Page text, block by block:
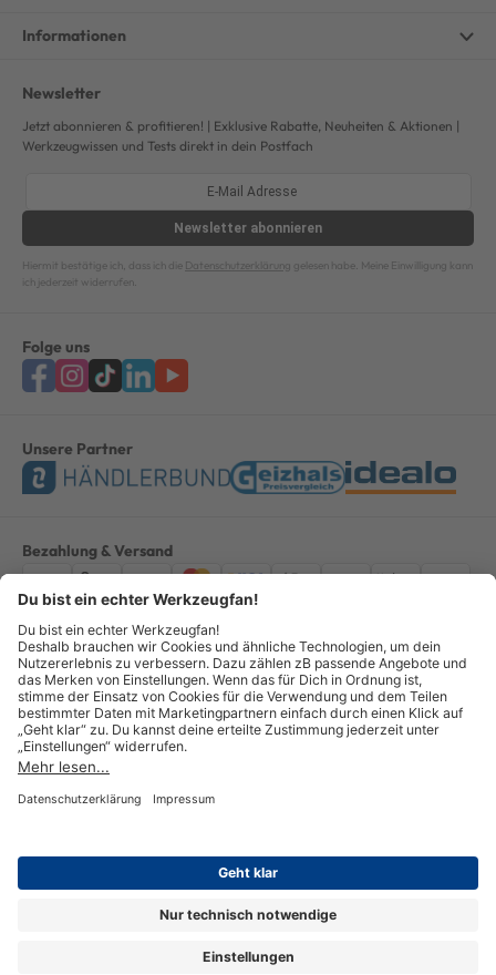
Informationen
Newsletter
Jetzt abonnieren & profitieren! | Exklusive Rabatte, Neuheiten & Aktionen |
Werkzeugwissen und Tests direkt in dein Postfach
Newsletter abonnieren
Hiermit bestätige ich, dass ich die Datenschutzerklärung gelesen habe. Meine Einwilligung kann
ich jederzeit widerrufen.
Folge uns
Unsere Partner
Bezahlung & Versand
ImpressumAGBDatenschutzWiderruf Vertrag widerrufen
Alle Preise verstehen sich inkl. ges. MwSt. *Kostenloser Versand innerhalb
Deutschlands, bei Bestellungen ab 100,00 Euro.
© Copyright 2026 GOTOOLS GmbH - Alle Rechte vorbehalten. powered by
createyourtemplate